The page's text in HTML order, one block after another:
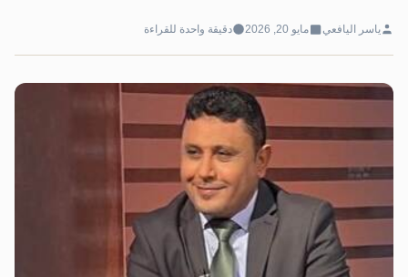
ياسر اليافعي مايو 20, 2026 دقيقة واحدة للقراءة